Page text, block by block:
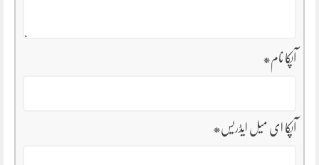
آپکا نام*
آپکا ای میل ایڈریس*